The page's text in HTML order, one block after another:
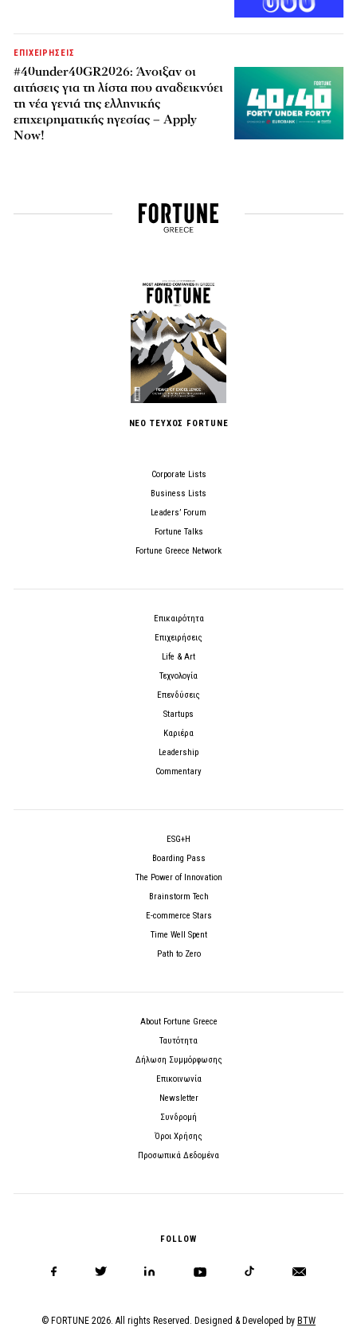
ΕΠΙΧΕΙΡΗΣΕΙΣ
#40under40GR2026: Άνοιξαν οι
αιτήσεις για τη λίστα που αναδεικνύει
τη νέα γενιά της ελληνικής
επιχειρηματικής ηγεσίας – Apply
Now!
ΝΕΟ ΤΕΥΧΟΣ FORTUNE
Corporate Lists
Business Lists
Leaders’ Forum
Fortune Talks
Fortune Greece Network
Επικαιρότητα
Επιχειρήσεις
Life & Art
Τεχνολογία
Επενδύσεις
Startups
Καριέρα
Leadership
Commentary
ESG+H
Boarding Pass
The Power of Innovation
Brainstorm Tech
E-commerce Stars
Time Well Spent
Path to Zero
About Fortune Greece
Ταυτότητα
Δήλωση Συμμόρφωσης
Επικοινωνία
Newsletter
Συνδρομή
Όροι Χρήσης
Προσωπικά Δεδομένα
FOLLOW
© FORTUNE 2026. All rights Reserved. Designed & Developed by BTW